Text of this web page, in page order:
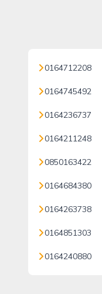
0164712208
0164745492
0164236737
0164211248
0850163422
0164684380
0164263738
0164851303
0164240880